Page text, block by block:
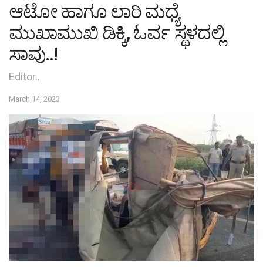
ಆಟೋ ಹಾಗೂ ಲಾರಿ ಮಧ್ಯೆ
ಮುಖಾಮುಖಿ ಡಿಕ್ಕಿ, ಓರ್ವ ಸ್ಥಳದಲ್ಲಿ
ಸಾವು..!
Editor..
March 14, 2023